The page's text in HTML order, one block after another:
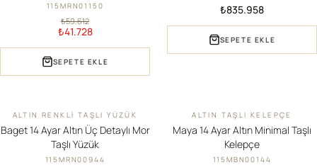
115MRN01150
₺59.612
₺41.728
SEPETE EKLE
₺835.958
SEPETE EKLE
İNDIRIM
ALTIN RENKLI TAŞLI YÜZÜK
Baget 14 Ayar Altın Üç Detaylı Mor
Taşlı Yüzük
115MRN00944
YENI
ALTIN TAŞLI KELEPÇE
Maya 14 Ayar Altın Minimal Taşlı
Kelepçe
115MBN00144